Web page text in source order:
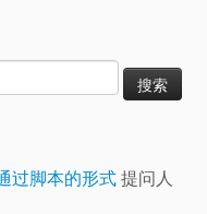
过脚本的形式提问人